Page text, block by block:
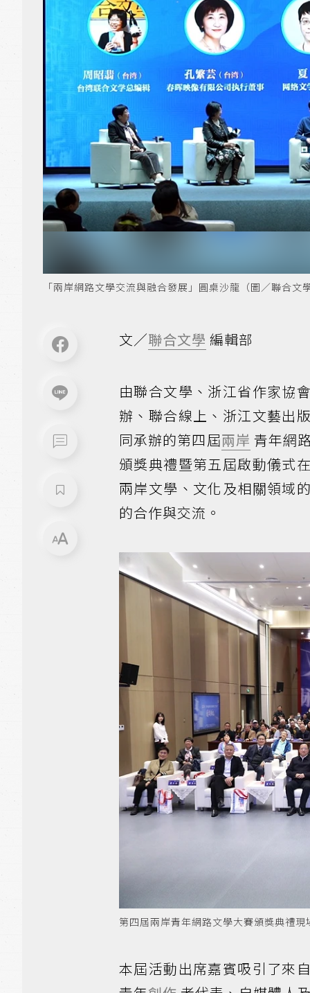
「兩岸網路文學交流與融合發展」圓桌沙龍（圖／聯合文
文／聯合文學 編輯部
由聯合文學、浙江省作家協
辦、聯合線上、浙江文藝出
同承辦的第四屆兩岸 青年網
頒獎典禮暨第五屆啟動儀式
兩岸文學、文化及相關領域
的合作與交流。
第四屆兩岸青年網路文學大賽頒獎典禮
本屆活動出席嘉賓吸引了來